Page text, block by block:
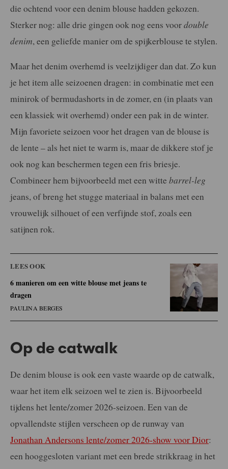
die ochtend voor een denim blouse hadden gekozen.
Sterker nog: alle drie gingen ook nog eens voordouble
denim, een geliefde manier om de spijkerblouse te stylen.
Maar het denim overhemd is veelzijdiger dan dat. Zo kun
je het item alle seizoenen dragen: in combinatie met een
minirok of bermudashorts in de zomer, en (in plaats van
een klassiek wit overhemd) onder een pak in de winter.
Mijn favoriete seizoen voor het dragen van de blouse is
de lente – als het niet te warm is, maar de dikkere stof je
ook nog kan beschermen tegen een fris briesje.
Combineer hem bijvoorbeeld met een witte barrel-leg
jeans, of breng het stugge materiaal in balans met een
vrouwelijk silhouet of een verfijnde stof, zoals een
satijnen rok.
LEES OOK
6 manieren om een witte blouse met jeans te
dragen
PAULINA BERGES
Op de catwalk
De denim blouse is ook een vaste waarde op de catwalk,
waar het item elk seizoen wel te zien is. Bijvoorbeeld
tijdens het lente/zomer 2026-seizoen. Een van de
opvallendste stijlen verscheen op de runway van
Jonathan Andersons lente/zomer 2026-show voor Dior:
een hooggesloten variant met een brede strikkraag in het